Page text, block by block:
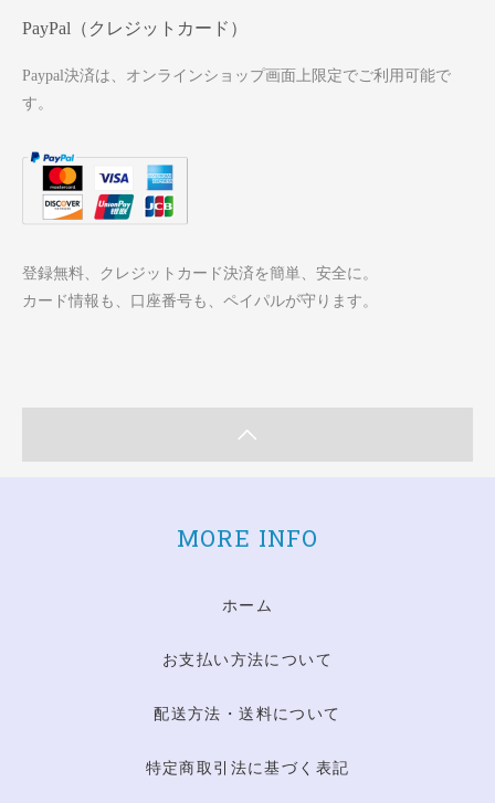
PayPal（クレジットカード）
Paypal決済は、オンラインショップ画面上限定でご利用可能で
す。
登録無料、クレジットカード決済を簡単、安全に。
カード情報も、口座番号も、ペイパルが守ります。
MORE INFO
ホーム
お支払い方法について
配送方法・送料について
特定商取引法に基づく表記